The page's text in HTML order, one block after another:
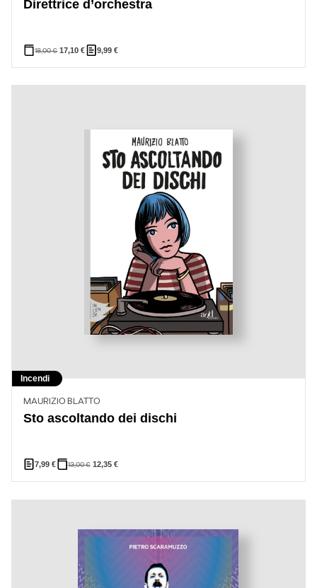
Direttrice d’orchestra
18,00€ 17,10€ 9,99 €
Incendi
MAURIZIO BLATTO
Sto ascoltando dei dischi
7,99€ 13,00€ 12,35 €